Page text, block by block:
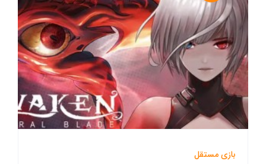
بازی مستقل